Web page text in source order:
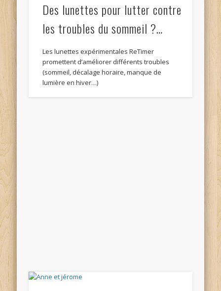
Des lunettes pour lutter contre
les troubles du sommeil ?…
Les lunettes expérimentales ReTimer
promettent d’améliorer différents troubles
(sommeil, décalage horaire, manque de
lumière en hiver…)